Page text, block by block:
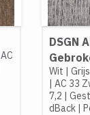
AC
DSGN
Wit | Grijs
| AC 33
7,2 |
dBack|